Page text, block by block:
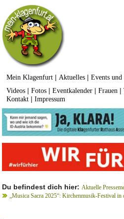
Mein Klagenfurt | Aktuelles |Events und
Videos |Fotos |Eventkalender |Frauen |
Kontakt |Impressum
Du befindest dich hier: Aktuelle
„Musica Sacra 2025“: Kirchenmusik-Festival